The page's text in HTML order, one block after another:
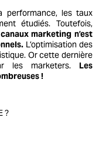
performance, les taux
étudiés. Toutefois,
marketing n’est
L’optimisation des
Or cette dernière
les marketers. Les
!
?